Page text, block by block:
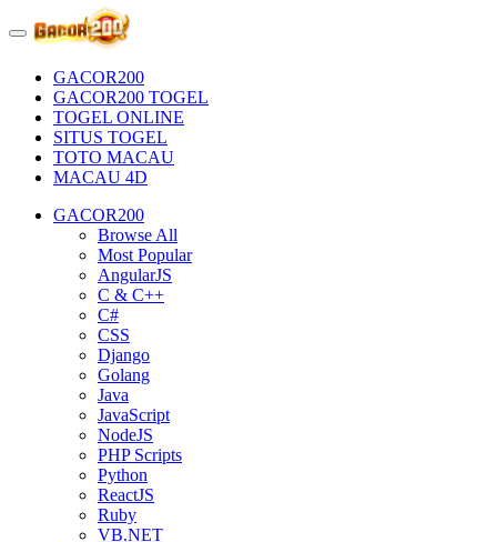
GACOR200
GACOR200 TOGEL
TOGEL ONLINE
SITUS TOGEL
TOTO MACAU
MACAU 4D
GACOR200
Browse All
Most Popular
AngularJS
C & C++
C#
CSS
Django
Golang
Java
JavaScript
NodeJS
PHP Scripts
Python
ReactJS
Ruby
VB.NET